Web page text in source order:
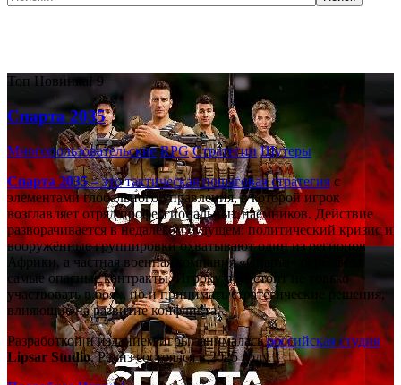
Топ Новинка! 9
Спарта 2035
Многопользовательские RPG Стратегии Шутеры
Спарта 2035– это тактическаяпошаговая стратегияс
элементами глобального управления, в которой игрок
возглавляет отряд профессиональных наёмников. Действие
разворачивается в недалёком будущем: политический кризис и
вооружённые группировки охватывают один из регионов
Африки, а частная военная компания «Спарта» берётся за
самые опасные контракты. Игроку предстоит не только
участвовать в боях, но и принимать стратегические решения,
влияющие на развитие конфликта.
Разработкой и изданием игры занималасьроссийская студия
Lipsar Studio. Релиз состоялся в 2025 году.